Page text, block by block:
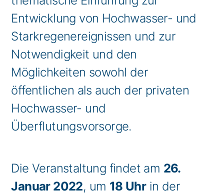
Entwicklung von Hochwasser- und
Starkregenereignissen und zur
Notwendigkeit und den
Möglichkeiten sowohl der
öffentlichen als auch der privaten
Hochwasser- und
Überflutungsvorsorge.
Die Veranstaltung findet am 26.
Januar 2022, um 18 Uhrin der